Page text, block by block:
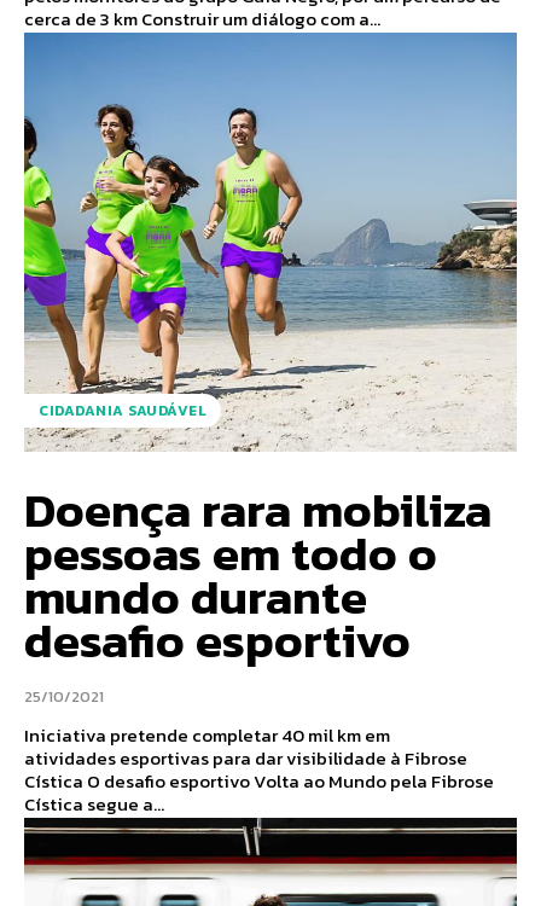
cerca de 3 km Construir um diálogo com a...
CIDADANIA SAUDÁVEL
Doença rara mobiliza
pessoas em todo o
mundo durante
desafio esportivo
25/10/2021
Iniciativa pretende completar 40 mil km em
atividades esportivas para dar visibilidade à Fibrose
Cística O desafio esportivo Volta ao Mundo pela Fibrose
Cística segue a...